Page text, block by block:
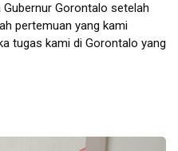
Gorontalo setelah
pertemuan yang kami
tugas kami di Gorontalo yang